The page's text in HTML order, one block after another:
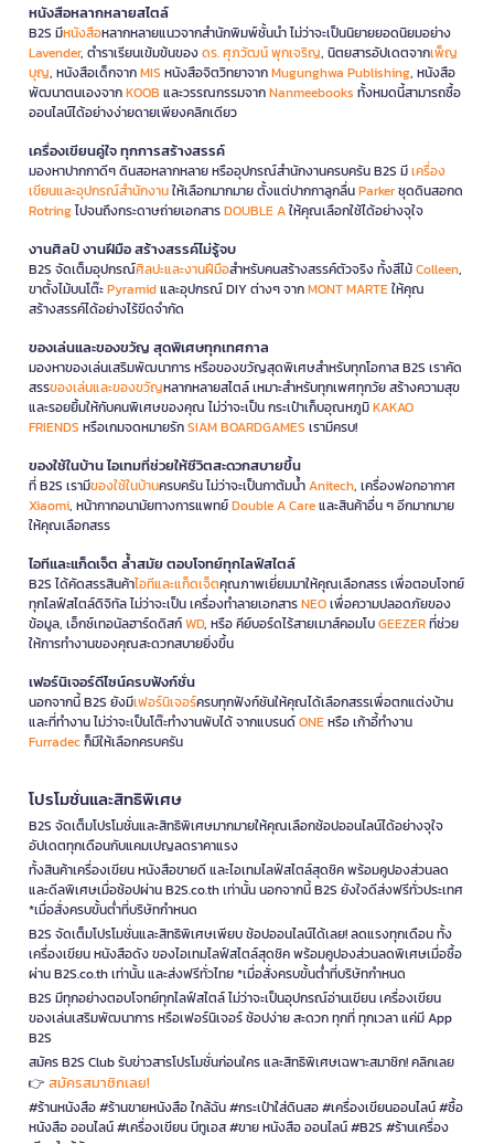
หนังสือหลากหลายสไตล์
B2S มีหนังสือหลากหลายแนวจากสำนักพิมพ์ชั้นนำ ไม่ว่าจะเป็นนิยายยอดนิยมอย่าง
Lavender, ตำราเรียนเข้มข้นของดร. ศุภวัฒน์ พุกเจริญ, นิตยสารอัปเดตจากเพ็ญ
บุญ, หนังสือเด็กจากMIS หนังสือจิตวิทยาจากMugunghwa Publishing, หนังสือ
พัฒนาตนเองจากKOOB และวรรณกรรมจากNanmeebooks ทั้งหมดนี้สามารถซื้อ
ออนไลน์ได้อย่างง่ายดายเพียงคลิกเดียว
เครื่องเขียนคู่ใจ ทุกการสร้างสรรค์
มองหาปากกาดีๆ ดินสอหลากหลาย หรืออุปกรณ์สำนักงานครบครัน B2S มีเครื่อง
เขียนและอุปกรณ์สำนักงานให้เลือกมากมาย ตั้งแต่ปากกาลูกลื่นParkerชุดดินสอกด
Rotringไปจนถึงกระดาษถ่ายเอกสารDOUBLE Aให้คุณเลือกใช้ได้อย่างจุใจ
งานศิลป์ งานฝีมือ สร้างสรรค์ไม่รู้จบ
B2S จัดเต็มอุปกรณ์ศิลปะและงานฝีมือสำหรับคนสร้างสรรค์ตัวจริง ทั้งสีไม้Colleen,
ขาตั้งไม้บนโต๊ะPyramidและอุปกรณ์ DIY ต่างๆ จากMONT MARTEให้คุณ
สร้างสรรค์ได้อย่างไร้ขีดจำกัด
ของเล่นและของขวัญ สุดพิเศษทุกเทศกาล
มองหาของเล่นเสริมพัฒนาการ หรือของขวัญสุดพิเศษสำหรับทุกโอกาส B2S เราคัด
สรรของเล่นและของขวัญหลากหลายสไตล์ เหมาะสำหรับทุกเพศทุกวัย สร้างความสุข
และรอยยิ้มให้กับคนพิเศษของคุณ ไม่ว่าจะเป็น กระเป๋าเก็บอุณหภูมิKAKAO
FRIENDS หรือเกมจดหมายรักSIAM BOARDGAMES เรามีครบ!
ของใช้ในบ้าน ไอเทมที่ช่วยให้ชีวิตสะดวกสบายขึ้น
ที่ B2S เรามีของใช้ในบ้านครบครัน ไม่ว่าจะเป็นกาต้มน้ำAnitech, เครื่องฟอกอากาศ
Xiaomi, หน้ากากอนามัยทางการแพทย์Double A Careและสินค้าอื่น ๆ อีกมากมาย
ให้คุณเลือกสรร
ไอทีและแก็ดเจ็ต ล้ำสมัย ตอบโจทย์ทุกไลฟ์สไตล์
B2S ได้คัดสรรสินค้าไอทีและแก็ดเจ็ตคุณภาพเยี่ยมมาให้คุณเลือกสรร เพื่อตอบโจทย์
ทุกไลฟ์สไตล์ดิจิทัล ไม่ว่าจะเป็น เครื่องทำลายเอกสารNEOเพื่อความปลอดภัยของ
ข้อมูล, เอ็กซ์เทอนัลฮาร์ดดิสก์WD, หรือ คีย์บอร์ดไร้สายเมาส์คอมโบGEEZERที่ช่วย
ให้การทำงานของคุณสะดวกสบายยิ่งขึ้น
เฟอร์นิเจอร์ดีไซน์ครบฟังก์ชั่น
นอกจากนี้ B2S ยังมีเฟอร์นิเจอร์ครบทุกฟังก์ชันให้คุณได้เลือกสรรเพื่อตกแต่งบ้าน
และที่ทำงาน ไม่ว่าจะเป็นโต๊ะทำงานพับได้ จากแบรนด์ONEหรือ เก้าอี้ทำงาน
Furradecก็มีให้เลือกครบครัน
โปรโมชั่นและสิทธิพิเศษ
B2S จัดเต็มโปรโมชั่นและสิทธิพิเศษมากมายให้คุณเลือกช้อปออนไลน์ได้อย่างจุใจ
อัปเดตทุกเดือนกับแคมเปญลดราคาแรง
ทั้งสินค้าเครื่องเขียน หนังสือขายดี และไอเทมไลฟ์สไตล์สุดชิค พร้อมคูปองส่วนลด
และดีลพิเศษเมื่อช้อปผ่าน B2S.co.th เท่านั้น นอกจากนี้ B2S ยังใจดีส่งฟรีทั่วประเทศ
*เมื่อสั่งครบขั้นต่ำที่บริษัทกำหนด
B2S จัดเต็มโปรโมชั่นและสิทธิพิเศษเพียบ ช้อปออนไลน์ได้เลย! ลดแรงทุกเดือน ทั้ง
เครื่องเขียน หนังสือดัง ของไอเทมไลฟ์สไตล์สุดชิค พร้อมคูปองส่วนลดพิเศษเมื่อซื้อ
ผ่าน B2S.co.th เท่านั้น และส่งฟรีทั่วไทย *เมื่อสั่งครบขั้นต่ำที่บริษัทกำหนด
B2S มีทุกอย่างตอบโจทย์ทุกไลฟ์สไตล์ ไม่ว่าจะเป็นอุปกรณ์อ่านเขียน เครื่องเขียน
ของเล่นเสริมพัฒนาการ หรือเฟอร์นิเจอร์ ช้อปง่าย สะดวก ทุกที่ ทุกเวลา แค่มี App
B2S
สมัคร B2S Club รับข่าวสารโปรโมชั่นก่อนใคร และสิทธิพิเศษเฉพาะสมาชิก! คลิกเลย
👉 สมัครสมาชิกเลย!
#ร้านหนังสือ #ร้านขายหนังสือ ใกล้ฉัน #กระเป๋าใส่ดินสอ #เครื่องเขียนออนไลน์ #ซื้อ
หนังสือ ออนไลน์ #เครื่องเขียน บีทูเอส #ขาย หนังสือ ออนไลน์ #B2S #ร้านเครื่อง